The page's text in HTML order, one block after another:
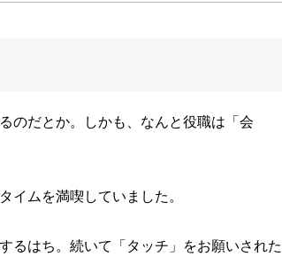
のだとか。しかも、なんと役職は「会
イムを満喫していました。
るはち。続いて「タッチ」をお願いされた